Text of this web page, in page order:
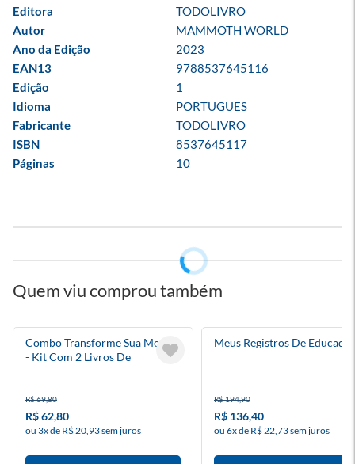
Editora
TODOLIVRO
Autor
MAMMOTH WORLD
Ano da Edição
2023
EAN13
9788537645116
Edição
1
Idioma
PORTUGUES
Fabricante
TODOLIVRO
ISBN
8537645117
Páginas
10
Quem viu comprou também
Combo Transforme Sua Mente
- Kit Com 2 Livros De
R$ 69,80
R$ 62,80
ou 3x de R$ 20,93 sem juros
Meus Registros De Educador
R$ 194,90
R$ 136,40
ou 6x de R$ 22,73 sem juros